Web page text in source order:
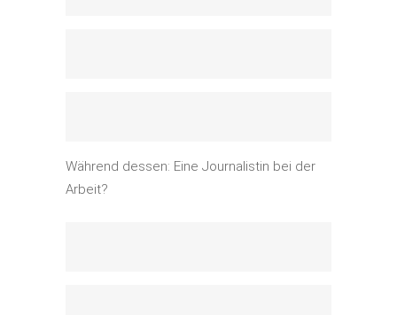
Während dessen: Eine Journalistin bei der
Arbeit?